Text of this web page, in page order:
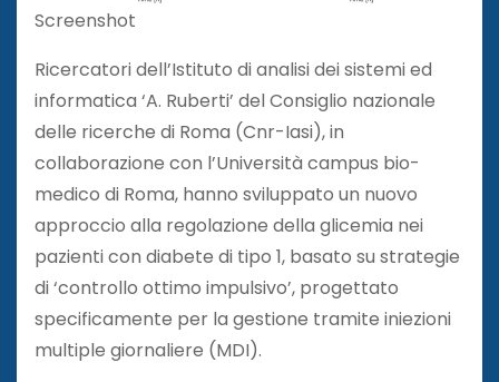
Screenshot
Ricercatori dell’Istituto di analisi dei sistemi ed
informatica ‘A. Ruberti’ del Consiglio nazionale
delle ricerche di Roma (Cnr-Iasi), in
collaborazione con l’Università campus bio-
medico di Roma, hanno sviluppato un nuovo
approccio alla regolazione della glicemia nei
pazienti con diabete di tipo 1, basato su strategie
di ‘controllo ottimo impulsivo’, progettato
specificamente per la gestione tramite iniezioni
multiple giornaliere (MDI).